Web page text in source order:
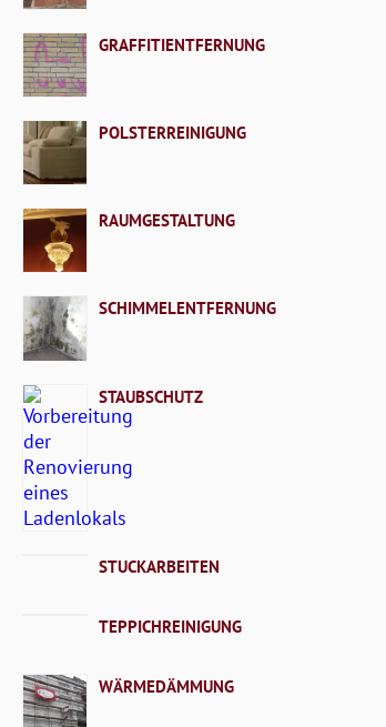
GRAFFITIENTFERNUNG
POLSTERREINIGUNG
RAUMGESTALTUNG
SCHIMMELENTFERNUNG
STAUBSCHUTZ
STUCKARBEITEN
TEPPICHREINIGUNG
WÄRMEDÄMMUNG